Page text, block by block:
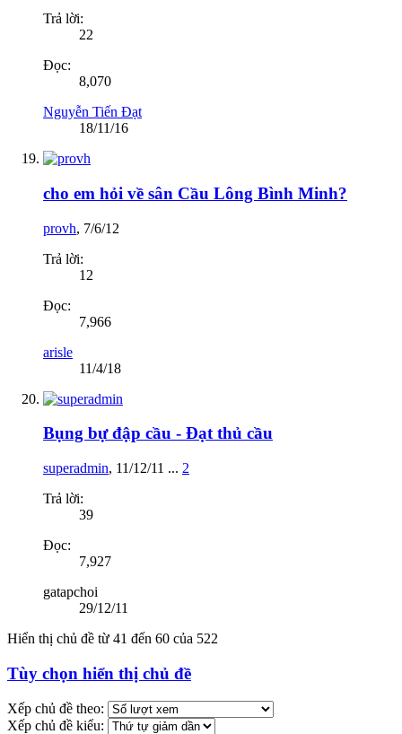
Trả lời:
22
Đọc:
8,070
Nguyễn Tiến Đạt
18/11/16
cho em hỏi về sân Cầu Lông Bình Minh?
provh, 7/6/12
Trả lời:
12
Đọc:
7,966
arisle
11/4/18
Bụng bự đập cầu - Đạt thủ cầu
superadmin, 11/12/11 ... 2
Trả lời:
39
Đọc:
7,927
gatapchoi
29/12/11
Hiển thị chủ đề từ 41 đến 60 của 522
Tùy chọn hiển thị chủ đề
Xếp chủ đề theo:
Xếp chủ đề kiểu: